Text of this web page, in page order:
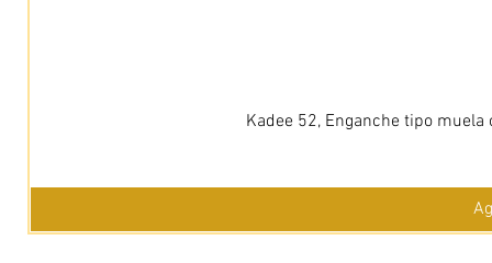
Kadee 52, Enganche tipo